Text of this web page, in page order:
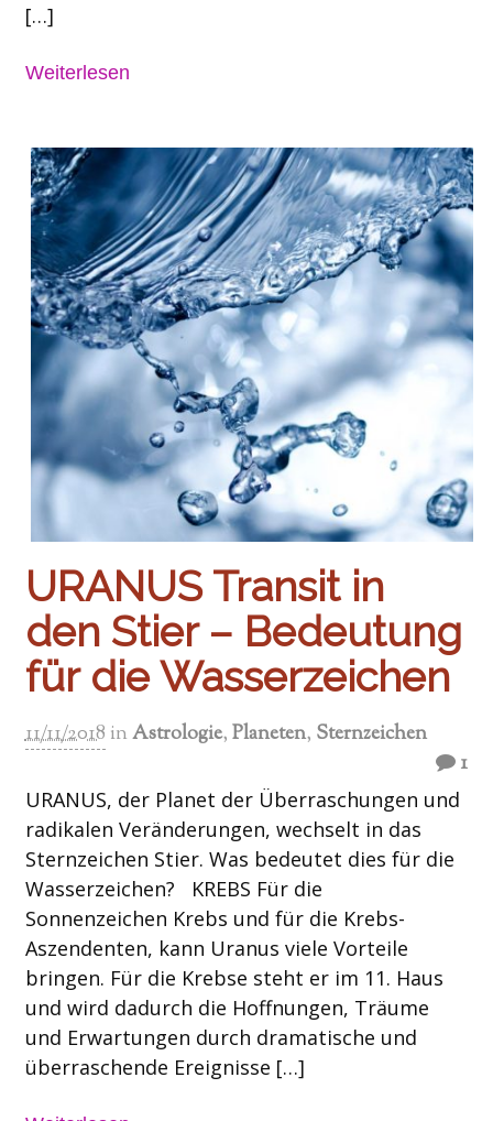
[…]
Weiterlesen
URANUS Transit in
den Stier – Bedeutung
für die Wasserzeichen
11/11/2018 inAstrologie,Planeten, Sternzeichen
1
URANUS, der Planet der Überraschungen und
radikalen Veränderungen, wechselt in das
Sternzeichen Stier. Was bedeutet dies für die
Wasserzeichen? KREBS Für die
Sonnenzeichen Krebs und für die Krebs-
Aszendenten, kann Uranus viele Vorteile
bringen. Für die Krebse steht er im 11. Haus
und wird dadurch die Hoffnungen, Träume
und Erwartungen durch dramatische und
überraschende Ereignisse […]